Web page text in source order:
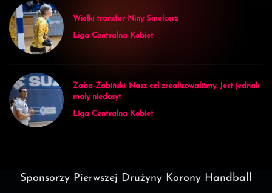
Wielki transfer Niny Smelcerz
Liga Centralna Kobiet
Żaba-Żabiński: Nasz cel zrealizowaliśmy. Jest jednak
mały niedosyt
Liga Centralna Kobiet
Sponsorzy Pierwszej Drużyny Korony Handball